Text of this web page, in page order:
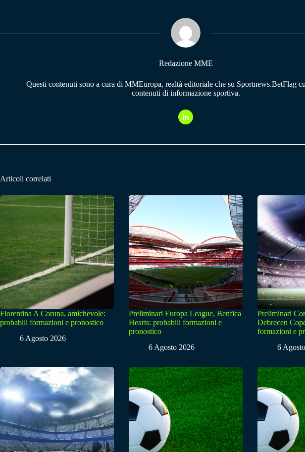
pp m
Redazione MME
Questi contenuti sono a cura di MMEuropa, realtà editoriale che su Sportnews.BetFlag
contenuti di informazione sportiva.
Articoli correlati
Fiorentina A Coruna, amichevole:
probabili formazioni e pronostico
6 Agosto 2026
Preliminari Europa League, Benfica
Hearts: probabili formazioni e
pronostico
6 Agosto 2026
Preliminari
Debrecen
formazioni e
6